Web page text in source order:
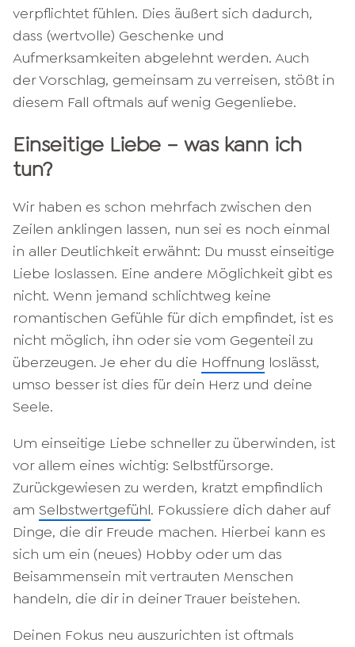
verpflichtet fühlen. Dies äußert sich dadurch,
dass (wertvolle) Geschenke und
Aufmerksamkeiten abgelehnt werden. Auch
der Vorschlag, gemeinsam zu verreisen, stößt in
diesem Fall oftmals auf wenig Gegenliebe.
Einseitige Liebe – was kann ich
tun?
Wir haben es schon mehrfach zwischen den
Zeilen anklingen lassen, nun sei es noch einmal
in aller Deutlichkeit erwähnt: Du musst einseitige
Liebe loslassen. Eine andere Möglichkeit gibt es
nicht. Wenn jemand schlichtweg keine
romantischen Gefühle für dich empfindet, ist es
nicht möglich, ihn oder sie vom Gegenteil zu
überzeugen. Je eher du die Hoffnung loslässt,
umso besser ist dies für dein Herz und deine
Seele.
Um einseitige Liebe schneller zu überwinden, ist
vor allem eines wichtig: Selbstfürsorge.
Zurückgewiesen zu werden, kratzt empfindlich
am Selbstwertgefühl. Fokussiere dich daher auf
Dinge, die dir Freude machen. Hierbei kann es
sich um ein (neues) Hobby oder um das
Beisammensein mit vertrauten Menschen
handeln, die dir in deiner Trauer beistehen.
Deinen Fokus neu auszurichten ist oftmals